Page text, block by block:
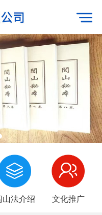
山法介绍 文化推广